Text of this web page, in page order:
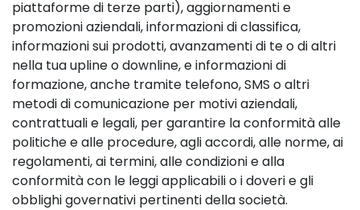
piattaforme di terze parti), aggiornamenti e
promozioni aziendali, informazioni di classifica,
informazioni sui prodotti, avanzamenti di te o di altri
nella tua upline o downline, e informazioni di
formazione, anche tramite telefono, SMS o altri
metodi di comunicazione per motivi aziendali,
contrattuali e legali, per garantire la conformità alle
politiche e alle procedure, agli accordi, alle norme, ai
regolamenti, ai termini, alle condizioni e alla
conformità con le leggi applicabili o i doveri e gli
obblighi governativi pertinenti della società.